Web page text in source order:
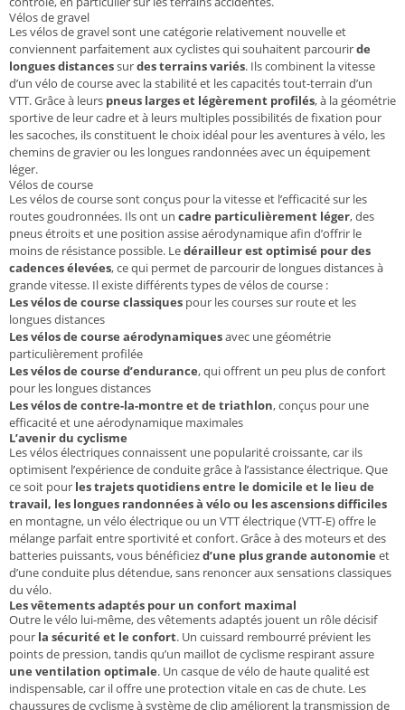
Vélos de gravel
Les vélos de gravel sont une catégorie relativement nouvelle et
conviennent parfaitement aux cyclistes qui souhaitent parcourirde
longues distancessurdes terrains variés. Ils combinent la vitesse
d’un vélo de course avec la stabilité et les capacités tout-terrain d’un
VTT. Grâce à leurs pneus larges et légèrement profilés, à la géométrie
sportive de leur cadre et à leurs multiples possibilités de fixation pour
les sacoches, ils constituent le choix idéal pour les aventures à vélo, les
chemins de gravier ou les longues randonnées avec un équipement
léger.
Vélos de course
Les vélos de course sont conçus pour la vitesse et l’efficacité sur les
routes goudronnées. Ils ont un cadre particulièrement léger, des
pneus étroits et une position assise aérodynamique afin d’offrir le
moins de résistance possible. Ledérailleur est optimisé pour des
cadences élevées, ce qui permet de parcourir de longues distances à
grande vitesse. Il existe différents types de vélos de course :
Les vélos de course classiques pour les courses sur route et les
longues distances
Les vélos de course aérodynamiquesavec une géométrie
particulièrement profilée
Les vélos de course d’endurance, qui offrent un peu plus de confort
pour les longues distances
Les vélos de contre-la-montre et de triathlon, conçus pour une
efficacité et une aérodynamique maximales
L’avenir du cyclisme
Les vélos électriques connaissent une popularité croissante, car ils
optimisent l’expérience de conduite grâce à l’assistance électrique. Que
ce soit pour les trajets quotidiens entre le domicile et le lieu de
travail, les longues randonnées à vélo ou les ascensions difficiles
en montagne, un vélo électrique ou un VTT électrique (VTT-E) offre le
mélange parfait entre sportivité et confort. Grâce à des moteurs et des
batteries puissants, vous bénéficiezd’une plus grande autonomie et
d’une conduite plus détendue, sans renoncer aux sensations classiques
du vélo.
Les vêtements adaptés pour un confort maximal
Outre le vélo lui-même, des vêtements adaptés jouent un rôle décisif
pour la sécurité et le confort. Un cuissard rembourré prévient les
points de pression, tandis qu’un maillot de cyclisme respirant assure
une ventilation optimale. Un casque de vélo de haute qualité est
indispensable, car il offre une protection vitale en cas de chute. Les
chaussures de cyclisme à système de clip améliorent la transmission de